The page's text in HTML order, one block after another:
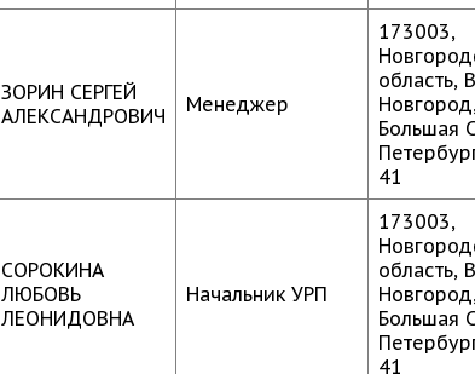
ЗОРИН СЕРГЕЙ
АЛЕКСАНДРОВИЧ
Менеджер
173003,
область,
Большая
41
СОРОКИНА
ЛЮБОВЬ
ЛЕОНИДОВНА
Начальник УРП
173003,
область,
Большая
41